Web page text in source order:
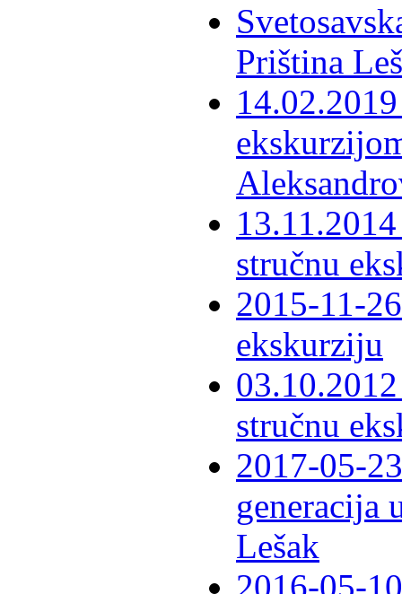
Priština
stručnu
2015-11-
ekskurziju
stručnu
2017-05-
generacija
Lešak
2016-05-